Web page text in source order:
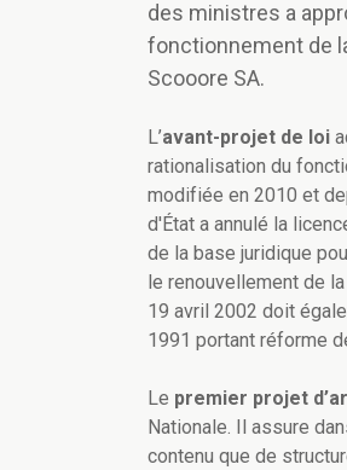
des ministres a
fonctionnement de
Scooore SA.
L’avant-projet de loi
rationalisation du
modifiée en 2010 et
d'État a annulé la
de la base juridique
le renouvellement de
19 avril 2002 doit
1991 portant réforme
Le premier projet
Nationale. Il assure
contenu que de